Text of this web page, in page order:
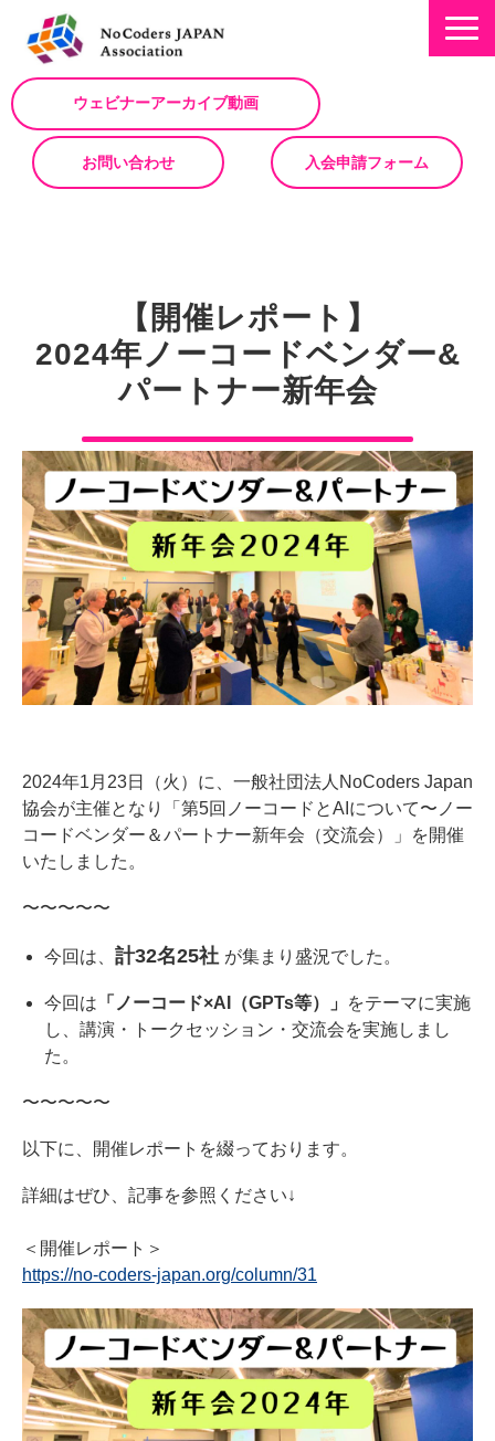
ウェビナーアーカイブ動画
お問い合わせ 入会申請フォーム
NoCodeサミット
イベント一覧
入会について
No Code サービスを動画で紹介
ノーコードコラム
【開催レポート】
2024年ノーコードベンダー&
パートナー新年会
2024年1月23日（火）に、一般社団法人NoCoders Japan
協会が主催となり「第5回ノーコードとAIについて〜ノー
コードベンダー＆パートナー新年会（交流会）」を開催
いたしました。
〜〜〜〜〜
今回は、 計32名25社 が集まり盛況でした。
今回は 「ノーコード×AI（GPTs等） 」
をテーマに実施
し、講演・トークセッション・交流会を実施しまし
た。
〜〜〜〜〜
以下に、開催レポートを綴っております。
詳細はぜひ、記事を参照ください↓
＜開催レポート＞
https://no-coders-japan.org/column/31